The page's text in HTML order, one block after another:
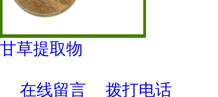
甘草提取物
在线留言 拨打电话